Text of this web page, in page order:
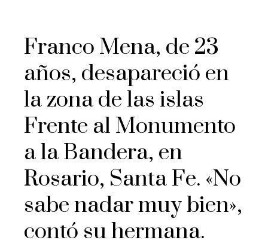
Franco Mena, de 23
años, desapareció en
la zona de las islas
Frente al Monumento
a la Bandera, en
Rosario, Santa Fe. «No
sabe nadar muy bien»,
contó su hermana.